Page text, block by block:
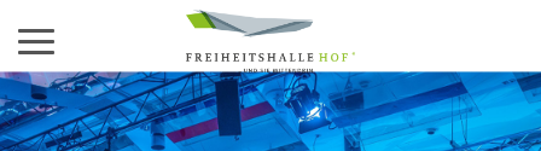
Aktiviere das Menü